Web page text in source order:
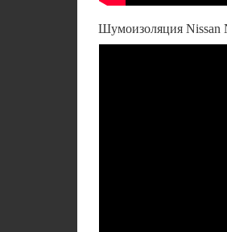
Шумоизоляция Nissan